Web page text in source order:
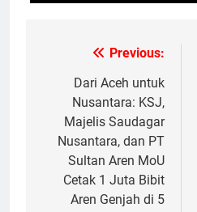
NavigasiPrevious:
Dari Aceh untuk
Nusantara: KSJ,
Majelis Saudagar
Nusantara, dan PT
Sultan Aren MoU
Cetak 1 Juta Bibit
Aren Genjah di 5